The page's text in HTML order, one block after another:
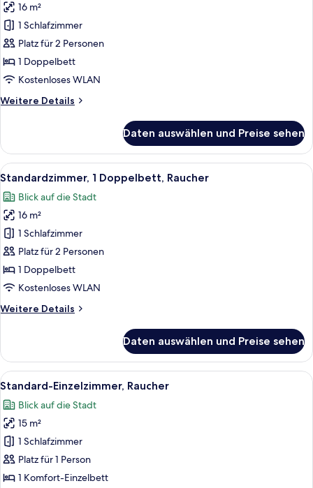
extra)
Standardzimmer,
Doppelbett,
Nichtraucher
anzeigen
16 m²
1 Schlafzimmer
Platz für 2 Personen
1 Doppelbett
Kostenloses WLAN
Weitere Details
Weitere
1
Doppelbett,
Nichtraucher
Daten auswählen und Preise sehen
Alle
Fotos
für
Standardzimmer,
Doppelbett,
Raucher
anzeigen
Ein Hotelzimmer mit Bett,
5
Standardzimmer, 1 Doppelbett, Raucher
Blick auf die Stadt
16 m²
1 Schlafzimmer
Platz für 2 Personen
1 Doppelbett
Kostenloses WLAN
Weitere Details
Weitere
1
Doppelbett,
Raucher
Daten auswählen und Preise sehen
Alle
Fotos
für
Standard-
Einzelzimmer,
Raucher
anzeigen
Ein Hotelzimmer mit Bett, Stuhl,
3
Standard-Einzelzimmer, Raucher
Blick auf die Stadt
15 m²
1 Schlafzimmer
Platz für 1 Person
1 Komfort-Einzelbett